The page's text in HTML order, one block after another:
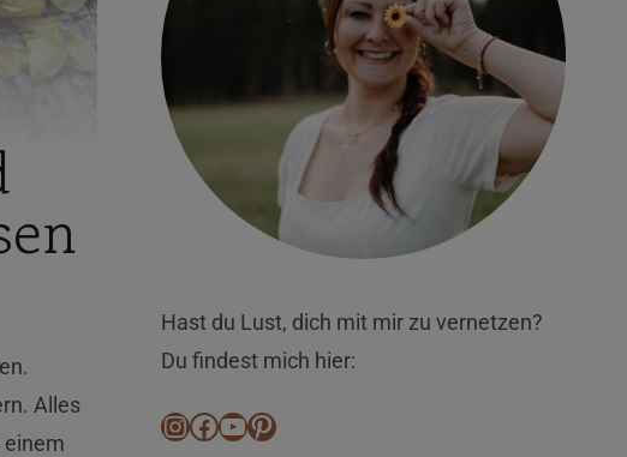
Alles
einem
Hast du Lust, dich mit mir zu vernetzen?
Du findest mich hier:
Instagram
Facebook
YouTube
Pinterest